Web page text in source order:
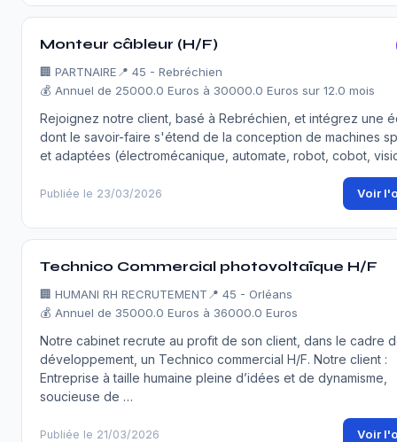
Monteur câbleur (H/F)
🏢 PARTNAIRE 📍 45 - Rebréchien
💰 Annuel de 25000.0 Euros à 30000.0 Euros sur 12.0 mois
Rejoignez notre client, basé à Rebréchien, et intégrez une
dont le savoir-faire s'étend de la conception de machines
et adaptées (électromécanique, automate, robot, cobot,
Publiée le 23/03/2026 Voir
Technico Commercial photovoltaïque H/F
🏢 HUMANI RH RECRUTEMENT 📍 45 - Orléans
💰 Annuel de 35000.0 Euros à 36000.0 Euros
Notre cabinet recrute au profit de son client, dans le cadre
développement, un Technico commercial H/F. Notre client :
Entreprise à taille humaine pleine d’idées et de dynamisme,
soucieuse de …
Publiée le 21/03/2026 Voir